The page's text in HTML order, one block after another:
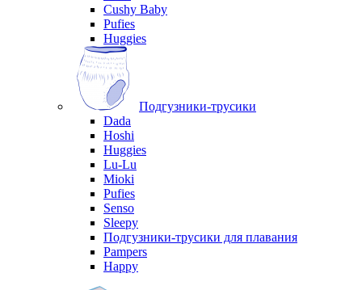
Cushy Baby
Pufies
Huggies
Подгузники-трусики
Dada
Hoshi
Huggies
Lu-Lu
Mioki
Pufies
Senso
Sleepy
Подгузники-трусики для плавания
Pampers
Happy